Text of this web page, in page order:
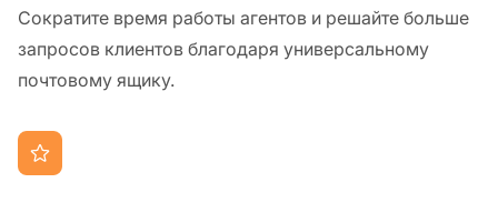
Сократите время работы агентов и решайте больше
запросов клиентов благодаря универсальному
почтовому ящику.